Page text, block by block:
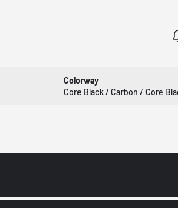
Colorway
Core Black / Carbon / Core